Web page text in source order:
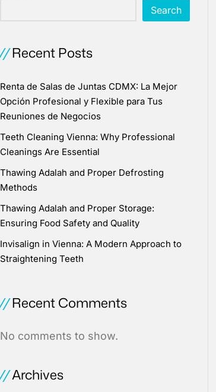
Search
Recent Posts
Renta de Salas de Juntas CDMX: La Mejor
Opción Profesional y Flexible para Tus
Reuniones de Negocios
Teeth Cleaning Vienna: Why Professional
Cleanings Are Essential
Thawing Adalah and Proper Defrosting
Methods
Thawing Adalah and Proper Storage:
Ensuring Food Safety and Quality
Invisalign in Vienna: A Modern Approach to
Straightening Teeth
Recent Comments
No comments to show.
Archives